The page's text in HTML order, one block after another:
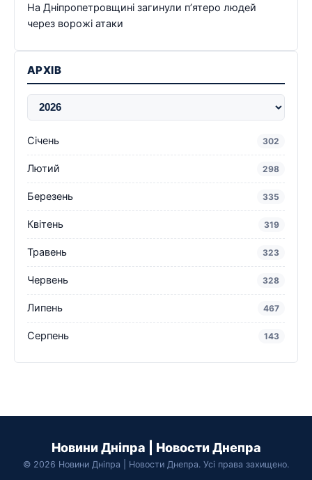
На Дніпропетровщині загинули п’ятеро людей
через ворожі атаки
АРХІВ
Січень 302
Лютий 298
Березень 335
Квітень 319
Травень 323
Червень 328
Липень 467
Серпень 143
Новини Дніпра | Новости Днепра
© 2026 Новини Дніпра | Новости Днепра. Усі права захищено.